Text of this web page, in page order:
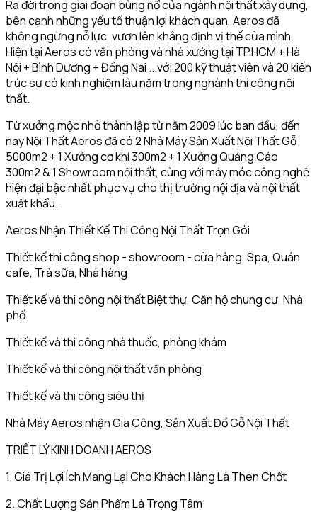
Ra đời trong giai đoạn bùng nổ của ngành nội thất xây dựng,
bên cạnh những yếu tố thuận lợi khách quan, Aeros đã
không ngừng nỗ lực, vươn lên khẳng định vị thế của mình.
Hiện tại Aeros có văn phòng và nhà xưởng tại TP.HCM + Hà
Nội + Bình Dương + Đồng Nai ...với 200 kỹ thuật viên và 20 kiến
trúc sư có kinh nghiệm lâu năm trong nghành thi công nội
thất.
Từ xưởng mộc nhỏ thành lập từ năm 2009 lúc ban đầu, đến
nay Nội Thất Aeros đã có 2 Nhà Máy Sản Xuất Nội Thất Gỗ
5000m2 + 1 Xưởng cơ khí 300m2 + 1 Xưởng Quảng Cáo
300m2 & 1 Showroom nội thất, cùng với máy móc công nghệ
hiện đại bậc nhất phục vụ cho thị trường nội địa và nội thất
xuất khẩu.
Aeros Nhận Thiết Kế Thi Công Nội Thất Trọn Gói
Thiết kế thi công shop - showroom - cửa hàng, Spa, Quán
cafe, Trà sữa, Nhà hàng
Thiết kế và thi công nội thất Biệt thự, Căn hộ chung cư, Nhà
phố
Thiết kế và thi công nhà thuốc, phòng khám
Thiết kế và thi công nội thất văn phòng
Thiết kế và thi công siêu thị
Nhà Máy Aeros nhận Gia Công, Sản Xuất Đồ Gỗ Nội Thất
TRIẾT LÝ KINH DOANH AEROS
1. Giá Trị Lợi Ích Mang Lại Cho Khách Hàng Là Then Chốt
2. Chất Lượng Sản Phẩm Là Trọng Tâm